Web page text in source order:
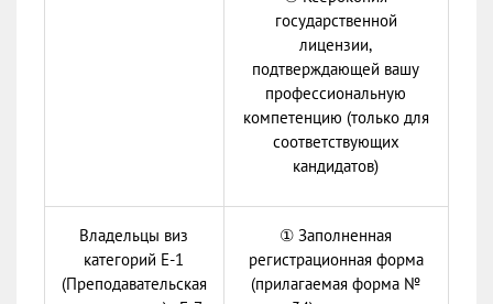
государственной
лицензии,
подтверждающей вашу
профессиональную
компетенцию (только для
соответствующих
кандидатов)
Владельцы виз
категорий Е-1
(Преподавательская
① Заполненная
регистрационная форма
(прилагаемая форма №